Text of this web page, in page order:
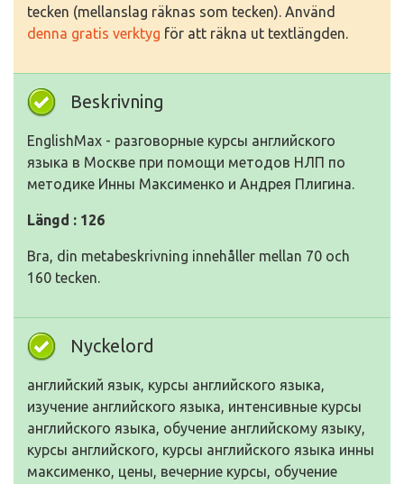
tecken (mellanslag räknas som tecken). Använd
denna gratis verktyg för att räkna ut textlängden.
Beskrivning
EnglishMax - разговорные курсы английского
языка в Москве при помощи методов НЛП по
методике Инны Максименко и Андрея Плигина.
Längd : 126
Bra, din metabeskrivning innehåller mellan 70 och
160 tecken.
Nyckelord
английский язык, курсы английского языка,
изучение английского языка, интенсивные курсы
английского языка, обучение английскому языку,
курсы английского, курсы английского языка инны
максименко, цены, вечерние курсы, обучение